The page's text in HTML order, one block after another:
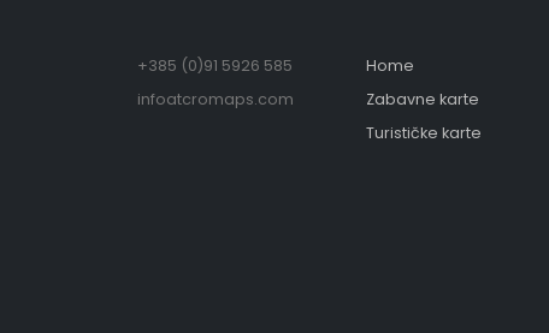
+385 (0)91 5926 585
infoatcromaps.com
Home
Zabavne karte
Turističke karte